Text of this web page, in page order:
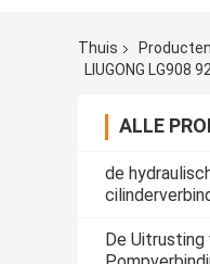
Thuis Producten
ALLE
de
De Uitrusting